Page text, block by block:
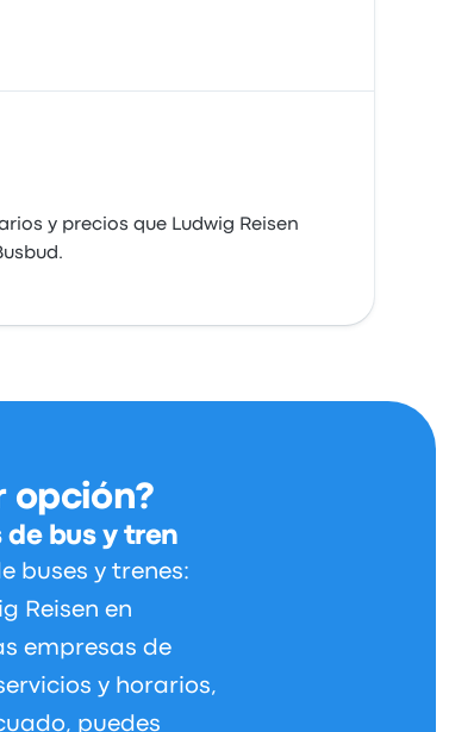
y precios que Ludwig Reisen
opción?
de bus y tren
buses y trenes:
Reisen en
empresas de
y horarios,
puedes